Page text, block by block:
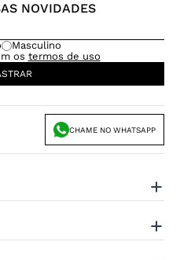
NOVIDADES
Masculino
os termos de uso
CHAME NO WHATSAPP